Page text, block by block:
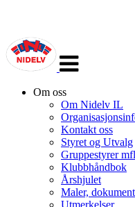
navigasjon
Om oss
Om Nidelv IL
Kontakt oss
Styret og Utvalg
Gruppestyrer
Klubbhåndbok
Årshjulet
Maler,
Utmerkelser